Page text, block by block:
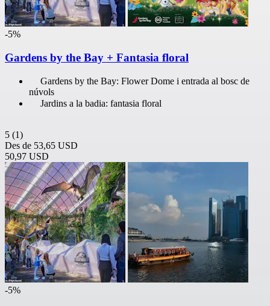
-5%
Gardens by the Bay + Fantasia floral
Gardens by the Bay: Flower Dome i entrada al bosc de
núvols
Jardins a la badia: fantasia floral
5 (1)
Des de 53,65 USD
50,97 USD
-5%